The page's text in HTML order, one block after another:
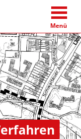
Menü